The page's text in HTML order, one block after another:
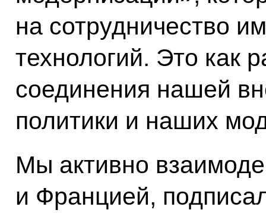
на сотрудничество
технологий. Это как
соединения нашей
политики и наших
Мы активно
и Францией,